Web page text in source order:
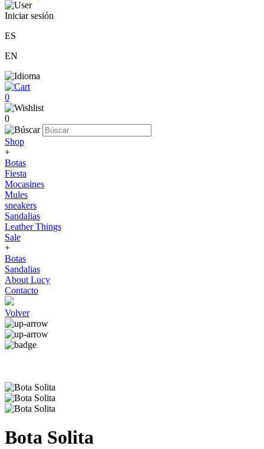
Iniciar sesión
ES
EN
0
0
Shop
+
Botas
Fiesta
Mocasines
Mules
sneakers
Sandalias
Leather Things
Sale
+
Botas
Sandalias
About Lucy
Contacto
Volver
Bota Solita